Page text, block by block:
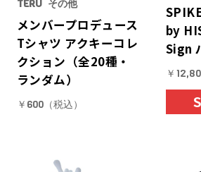
TERU その他
メンバープロデュース
Tシャツ アクキーコレ
クション（全20種・
ランダム）
￥600（税込）
by
Sign
￥